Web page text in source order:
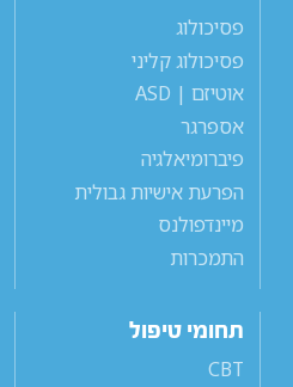
פסיכולוג
פסיכולוג קליני
אוטיזם | ASD
אספרגר
פיברומיאלגיה
הפרעת אישיות גבולית
מיינדפולנס
התמכרות
תחומי טיפול
CBT